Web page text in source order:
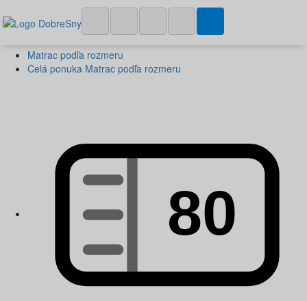
Matrac podľa rozmeru
Celá ponuka Matrac podľa rozmeru